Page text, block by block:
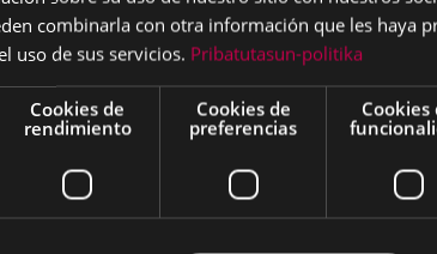
combinarla con otra información que les haya
uso de sus servicios. Pribatutasun-politika
Cookies de
rendimiento
Cookies de
preferencias
Cookies